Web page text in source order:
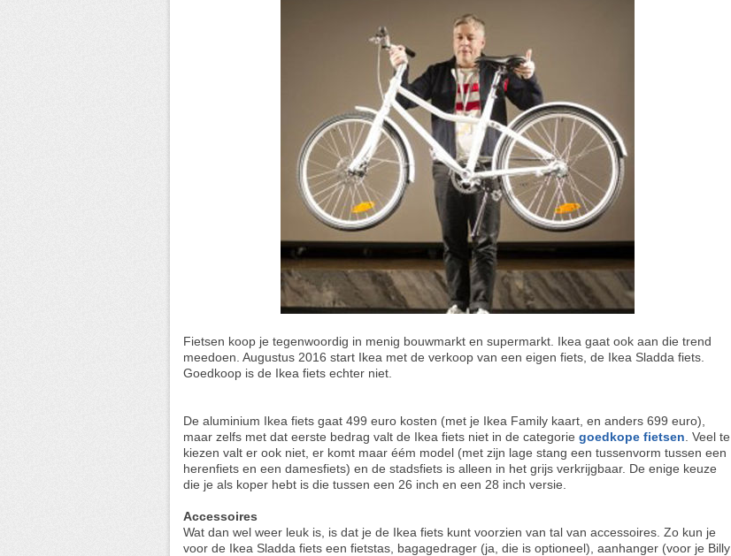
Fietsen koop je tegenwoordig in menig bouwmarkt en supermarkt. Ikea gaat ook aan die trend
meedoen. Augustus 2016 start Ikea met de verkoop van een eigen fiets, de Ikea Sladda fiets.
Goedkoop is de Ikea fiets echter niet.
De aluminium Ikea fiets gaat 499 euro kosten (met je Ikea Family kaart, en anders 699 euro),
maar zelfs met dat eerste bedrag valt de Ikea fiets niet in de categorie goedkope fietsen . Veel te
kiezen valt er ook niet, er komt maar éém model (met zijn lage stang een tussenvorm tussen een
herenfiets en een damesfiets) en de stadsfiets is alleen in het grijs verkrijgbaar. De enige keuze
die je als koper hebt is die tussen een 26 inch en een 28 inch versie.
Accessoires
Wat dan wel weer leuk is, is dat je de Ikea fiets kunt voorzien van tal van accessoires. Zo kun je
voor de Ikea Sladda fiets een fietstas, bagagedrager (ja, die is optioneel), aanhanger (voor je Billy